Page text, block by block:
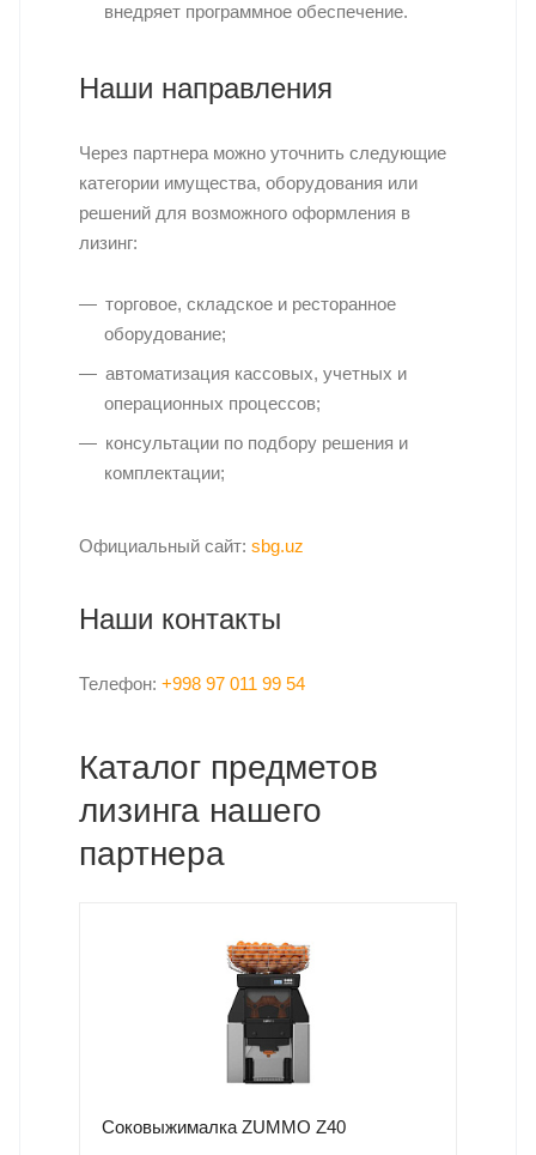
внедряет программное обеспечение.
Наши направления
Через партнера можно уточнить следующие
категории имущества, оборудования или
решений для возможного оформления в
лизинг:
торговое, складское и ресторанное
оборудование;
автоматизация кассовых, учетных и
операционных процессов;
консультации по подбору решения и
комплектации;
Официальный сайт: sbg.uz
Наши контакты
Телефон: +998 97 011 99 54
Каталог предметов
лизинга нашего
партнера
Соковыжималка ZUMMO Z40